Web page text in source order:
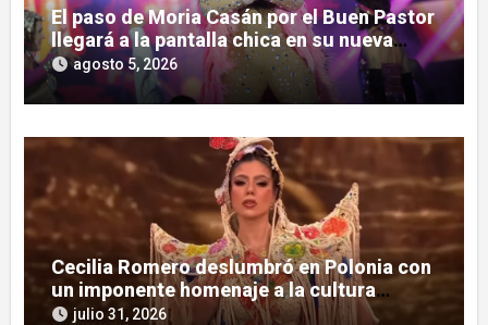
El paso de Moria Casán por el Buen Pastor
llegará a la pantalla chica en su nueva
serie documental
agosto 5, 2026
Cecilia Romero deslumbró en Polonia con
un imponente homenaje a la cultura
guaraní
julio 31, 2026